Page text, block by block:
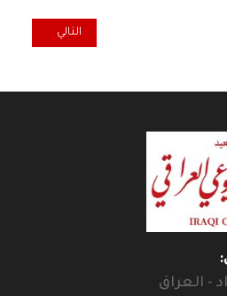
ورفضه المقال التالي:
التالي
- العراق